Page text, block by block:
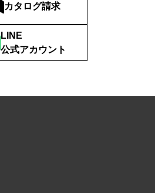
カタログ請求
LINE
公式アカウント